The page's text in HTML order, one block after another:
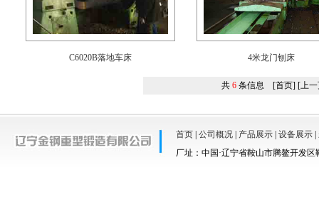
C6020B落地车床 4米龙门刨床
共 6 条信息 [首页] [上
首页 公司概况 产品展示 设备展示
厂址：中国·辽宁省鞍山市腾鳌开发区